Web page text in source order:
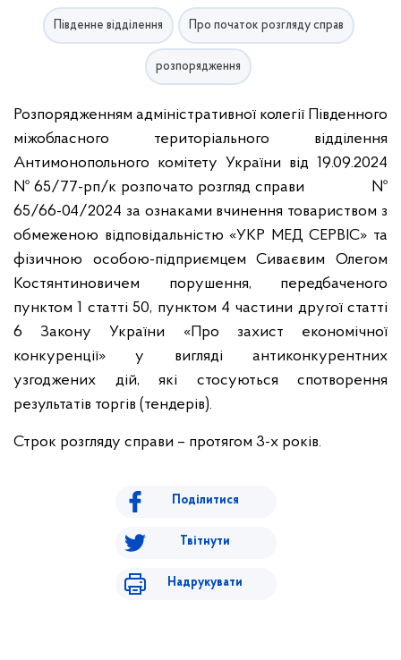
Південне відділення Про початок розгляду справ
розпорядження
Розпорядженням адміністративної колегії Південного
міжобласного територіального відділення
Антимонопольного комітету України від 19.09.2024
№ 65/77-рп/к розпочато розгляд справи №
65/66-04/2024 за ознаками вчинення товариством з
обмеженою відповідальністю «УКР МЕД СЕРВІС» та
фізичною особою-підприємцем Сиваєвим Олегом
Костянтиновичем порушення, передбаченого
пунктом 1 статті 50, пунктом 4 частини другої статті
6 Закону України «Про захист економічної
конкуренції» у вигляді антиконкурентних
узгоджених дій, які стосуються спотворення
результатів торгів (тендерів).
Строк розгляду справи – протягом 3-х років.
Поділитися
Твітнути
Надрукувати